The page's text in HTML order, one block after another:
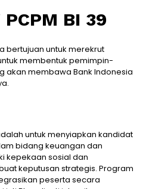
BI 39
bertujuan untuk merekrut
membentuk pemimpin-
akan membawa Bank Indonesia
untuk menyiapkan kandidat
bidang keuangan dan
kepekaan sosial dan
keputusan strategis. Program
peserta secara